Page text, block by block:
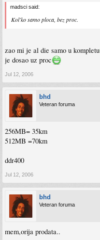
madsci said:
Kol'ko samo ploca, bez proc.
zao mi je al die samo u kompletu
je dosao uz proc
Jul 12, 2006
bhd
Veteran foruma
256MB= 35km
512MB =70km
ddr400
Jul 12, 2006
bhd
Veteran foruma
mem,orija prodata..